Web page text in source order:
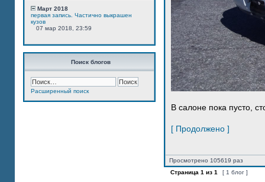
Март 2018
первая запись. Частично выкрашен
кузов
07 мар 2018, 23:59
Поиск блогов
Расширенный поиск
В салоне пока пусто,
[ Продолжено ]
Просмотрено 105619 раз
Страница 1 из 1 [ 1 блог ]